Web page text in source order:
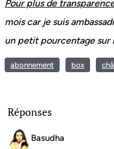
Pour plus de
mois car je suis
un petit pourcentage sur
abonnement box
Réponses
Basudha